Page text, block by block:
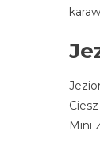
Mini